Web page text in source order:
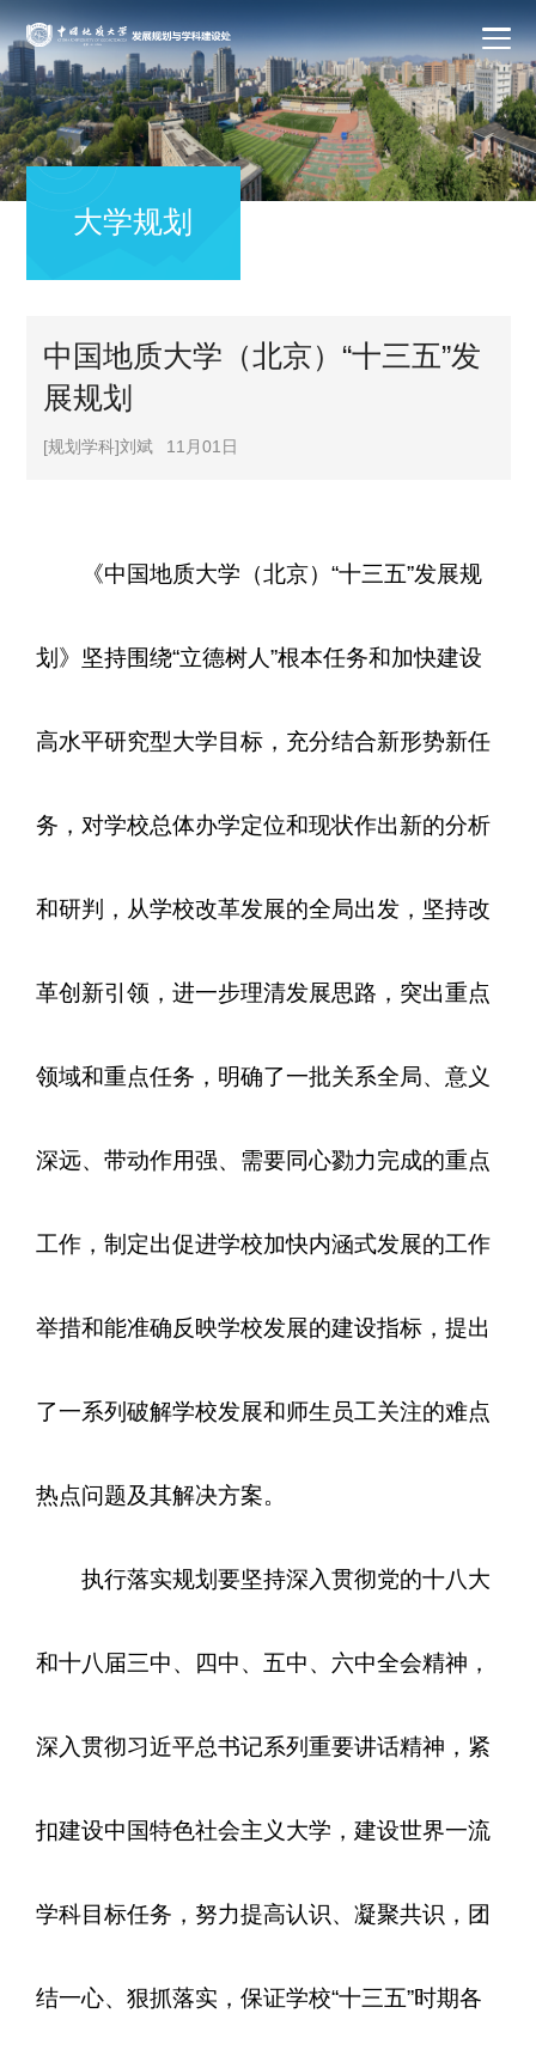
大学规划
中国地质大学（北京）“十三五”发
展规划
[规划学科]刘斌 11月01日
《中国地质大学（北京）“十三五”发展规
划》坚持围绕“立德树人”根本任务和加快建设
高水平研究型大学目标，充分结合新形势新任
务，对学校总体办学定位和现状作出新的分析
和研判，从学校改革发展的全局出发，坚持改
革创新引领，进一步理清发展思路，突出重点
领域和重点任务，明确了一批关系全局、意义
深远、带动作用强、需要同心勠力完成的重点
工作，制定出促进学校加快内涵式发展的工作
举措和能准确反映学校发展的建设指标，提出
了一系列破解学校发展和师生员工关注的难点
热点问题及其解决方案。
执行落实规划要坚持深入贯彻党的十八大
和十八届三中、四中、五中、六中全会精神，
深入贯彻习近平总书记系列重要讲话精神，紧
扣建设中国特色社会主义大学，建设世界一流
学科目标任务，努力提高认识、凝聚共识，团
结一心、狠抓落实，保证学校“十三五”时期各